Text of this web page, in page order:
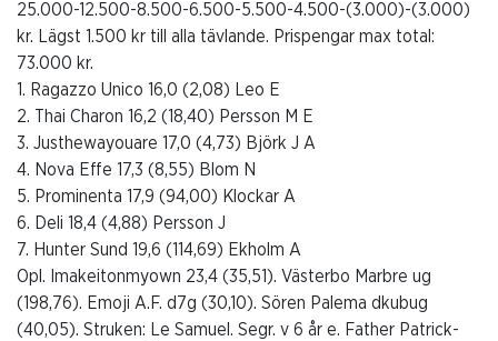
25.000-12.500-8.500-6.500-5.500-4.500-(3.000)-(3.000)
kr. Lägst 1.500 kr till alla tävlande. Prispengar max total:
73.000 kr.
1. Ragazzo Unico 16,0 (2,08) Leo E
2. Thai Charon 16,2 (18,40) Persson M E
3. Justhewayouare 17,0 (4,73) Björk J A
4. Nova Effe 17,3 (8,55) Blom N
5. Prominenta 17,9 (94,00) Klockar A
6. Deli 18,4 (4,88) Persson J
7. Hunter Sund 19,6 (114,69) Ekholm A
Opl. Imakeitonmyown 23,4 (35,51). Västerbo Marbre ug
(198,76). Emoji A.F. d7g (30,10). Sören Palema dkubug
(40,05). Struken: Le Samuel. Segr. v 6 år e. Father Patrick-